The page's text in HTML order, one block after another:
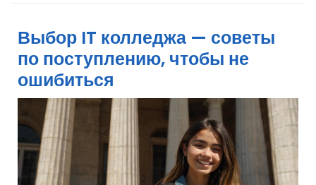
Выбор IT колледжа — советы
по поступлению, чтобы не
ошибиться